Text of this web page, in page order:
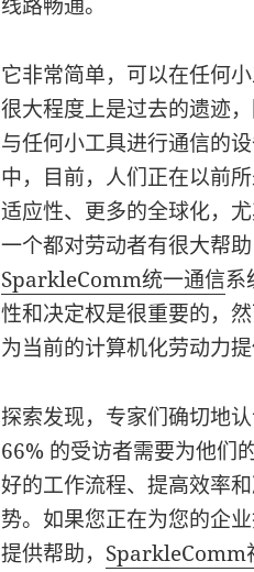
线路畅通。
它非常简单，可以在任何
很大程度上是过去的遗迹
与任何小工具进行通信的
中，目前，人们正在以前
适应性、更多的全球化，
一个都对劳动者有很大帮
SparkleComm统一通信系
性和决定权是很重要的，
为当前的计算机化劳动力
探索发现，专家们确切地
66% 的受访者需要为他们
好的工作流程、提高效率
势。如果您正在为您的企
提供帮助， SparkleComm